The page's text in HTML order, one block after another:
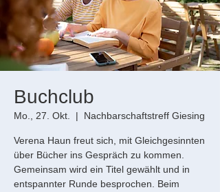
Buchclub
Mo., 27. Okt.
  |
Nachbarschaftstreff Giesing
Verena Haun freut sich, mit Gleichgesinnten
über Bücher ins Gespräch zu kommen.
Gemeinsam wird ein Titel gewählt und in
entspannter Runde besprochen. Beim